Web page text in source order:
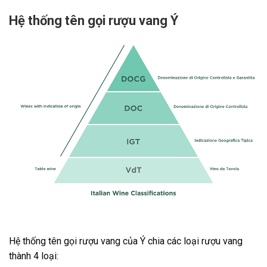
Hệ thống tên gọi rượu vang Ý
Hệ thống tên gọi rượu vang của Ý chia các loại rượu vang
thành 4 loại: